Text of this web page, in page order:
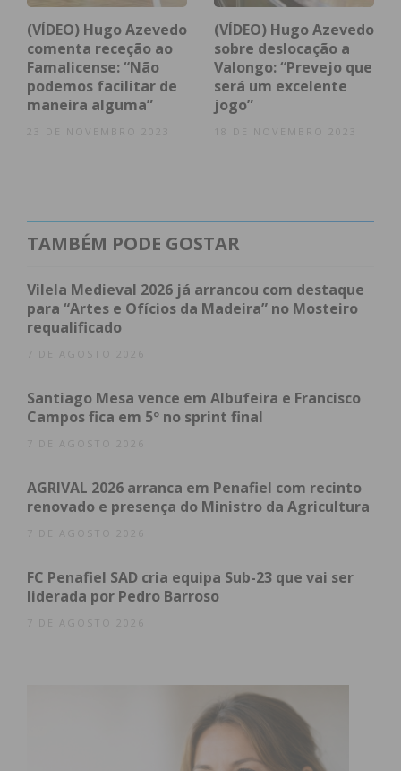
(VÍDEO) Hugo Azevedo
comenta receção ao
Famalicense: “Não
podemos facilitar de
maneira alguma”
(VÍDEO) Hugo Azevedo
sobre deslocação a
Valongo: “Prevejo que
será um excelente
jogo”
TAMBÉM PODE GOSTAR
Vilela Medieval 2026 já arrancou com destaque
para “Artes e Ofícios da Madeira” no Mosteiro
requalificado
7 DE AGOSTO 2026
Santiago Mesa vence em Albufeira e Francisco
Campos fica em 5º no sprint final
7 DE AGOSTO 2026
AGRIVAL 2026 arranca em Penafiel com recinto
renovado e presença do Ministro da Agricultura
7 DE AGOSTO 2026
FC Penafiel SAD cria equipa Sub-23 que vai ser
liderada por Pedro Barroso
7 DE AGOSTO 2026